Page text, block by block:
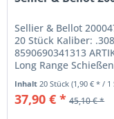
Sellier & Bellot
20 Stück Kaliber:
8590690341313
Long Range
Inhalt 20 Stück(1,90 € * / 1
37,90 € * 45,10 € *